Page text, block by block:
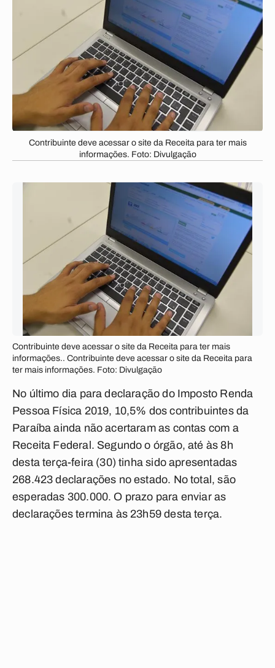
Contribuinte deve acessar o site da Receita para ter mais
informações. Foto: Divulgação
Contribuinte deve acessar o site da Receita para ter mais
informações.. Contribuinte deve acessar o site da Receita para
ter mais informações. Foto: Divulgação
No último dia para declaração do Imposto Renda
Pessoa Física 2019, 10,5% dos contribuintes da
Paraíba ainda não acertaram as contas com a
Receita Federal. Segundo o órgão, até às 8h
desta terça-feira (30) tinha sido apresentadas
268.423 declarações no estado. No total, são
esperadas 300.000. O prazo para enviar as
declarações termina às 23h59 desta terça.